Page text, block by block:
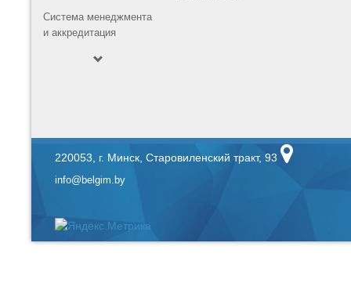
Система менеджмента
и аккредитация
220053, г. Минск, Старовиленский тракт, 93
info@belgim.by